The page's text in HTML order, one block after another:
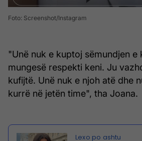
Foto: Screenshot/Instagram
"Unë nuk e kuptoj sëmundjen e
mungesë respekti keni. Ju
kufijtë. Unë nuk e njoh atë dhe
kurrë në jetën time", tha Joana.